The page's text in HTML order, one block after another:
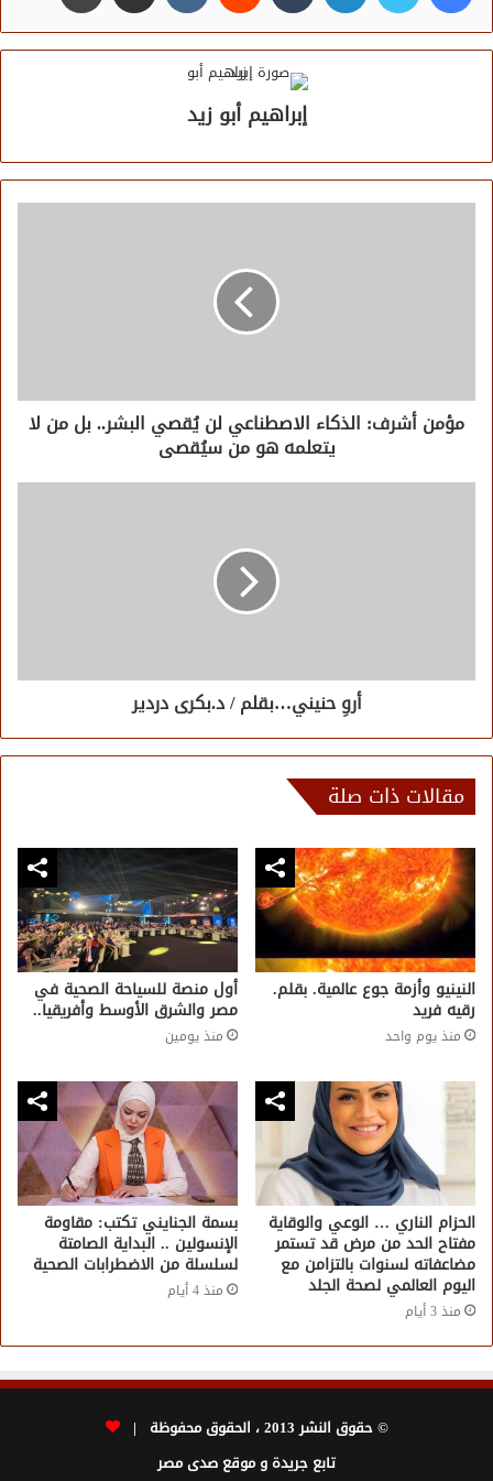
إبراهيم أبو زيد
مؤمن أشرف: الذكاء الاصطناعي لن يُقصي البشر.. بل من لا
يتعلمه هو من سيُقصى
أروِ حنيني…بقلم / د.بكرى دردير
مقالات ذات صلة
النينيو وأزمة جوع عالمية. بقلم.
رقيه فريد
منذ يوم واحد
أول منصة للسياحة الصحية في
مصر والشرق الأوسط وأفريقيا..
منذ يومين
الحزام الناري … الوعي والوقاية
مفتاح الحد من مرض قد تستمر
مضاعفاته لسنوات بالتزامن مع
اليوم العالمي لصحة الجلد
منذ 3 أيام
بسمة الجنايني تكتب: مقاومة
الإنسولين .. البداية الصامتة
لسلسلة من الاضطرابات الصحية
منذ 4 أيام
© حقوق النشر 2013 ، الحقوق محفوظة |
تابع جريدة و موقع صدى مصر